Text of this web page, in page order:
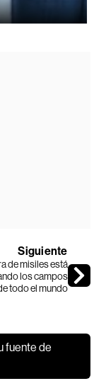
Siguiente
de misiles está
los campos
todo el mundo
fuente de